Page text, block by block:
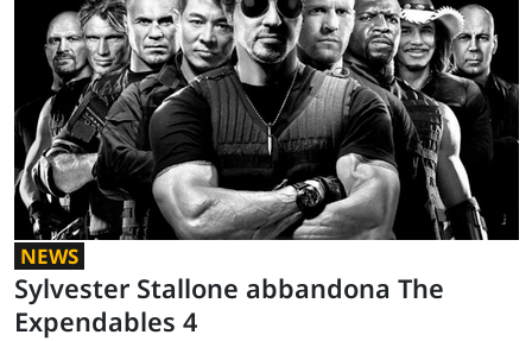
NEWS
Sylvester Stallone abbandona The
Expendables 4